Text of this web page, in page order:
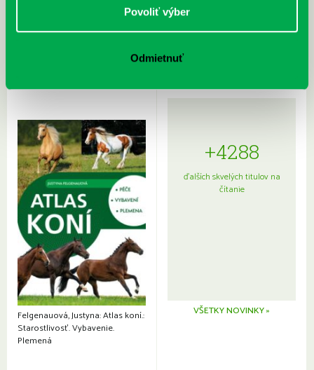
Povoliť výber
Odmietnuť
Rudź, Przemyslaw: Atlas hviezd:
Sprievodca po hviezdnej oblohe
Hardy, Paula: Japonsko na tanieri:
kompletný sprievodca
Felgenauová, Justyna: Atlas koní.:
Starostlivosť. Vybavenie.
Plemená
+4288
ďalších skvelých titulov na
čítanie
VŠETKY NOVINKY »